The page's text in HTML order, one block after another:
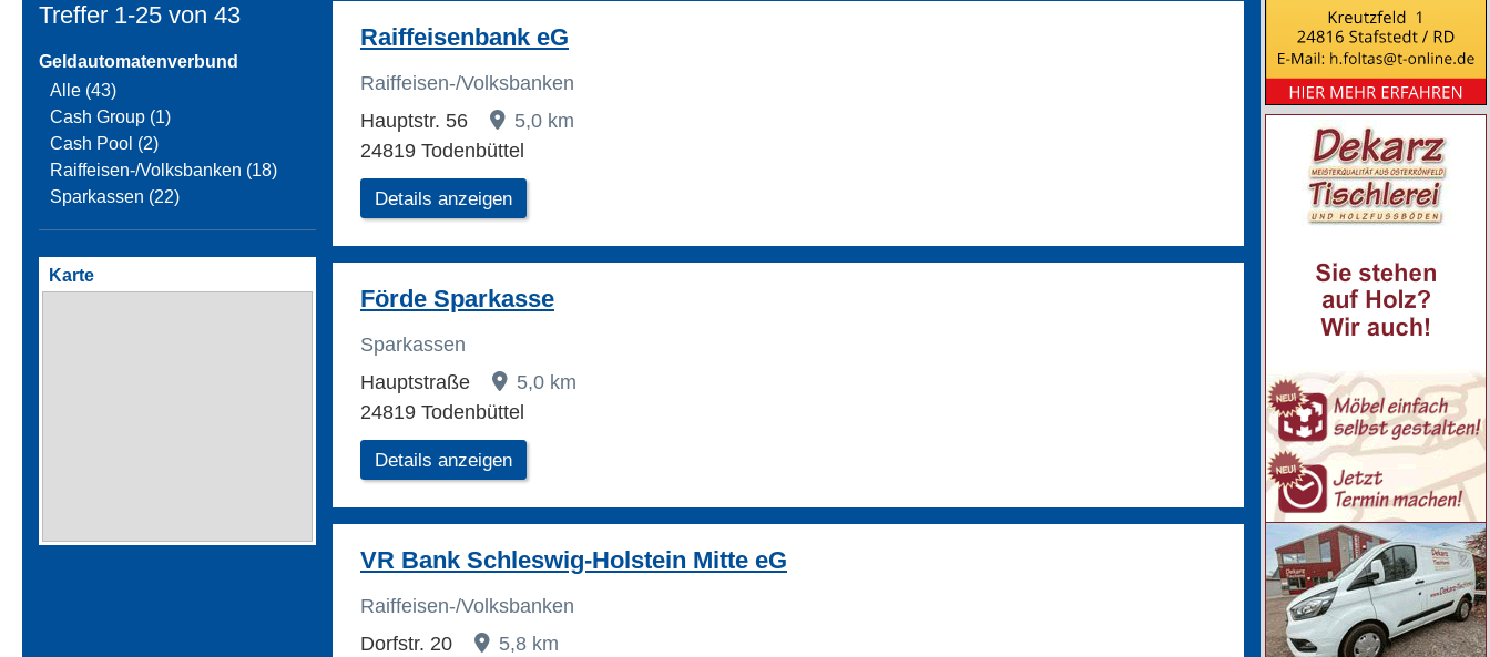
Treffer 1-25 von 43
Geldautomatenverbund
Alle (43)
Cash Group (1)
Cash Pool (2)
Raiffeisen-/Volksbanken (18)
Sparkassen (22)
Raiffeisenbank eG
Raiffeisen-/Volksbanken
Hauptstr. 56
5,0 km
24819 Todenbüttel
Details anzeigen
Förde Sparkasse
Sparkassen
Hauptstraße
5,0 km
24819 Todenbüttel
Details anzeigen
VR Bank Schleswig-Holstein Mitte eG
Raiffeisen-/Volksbanken
Dorfstr. 20
5,8 km
Karte